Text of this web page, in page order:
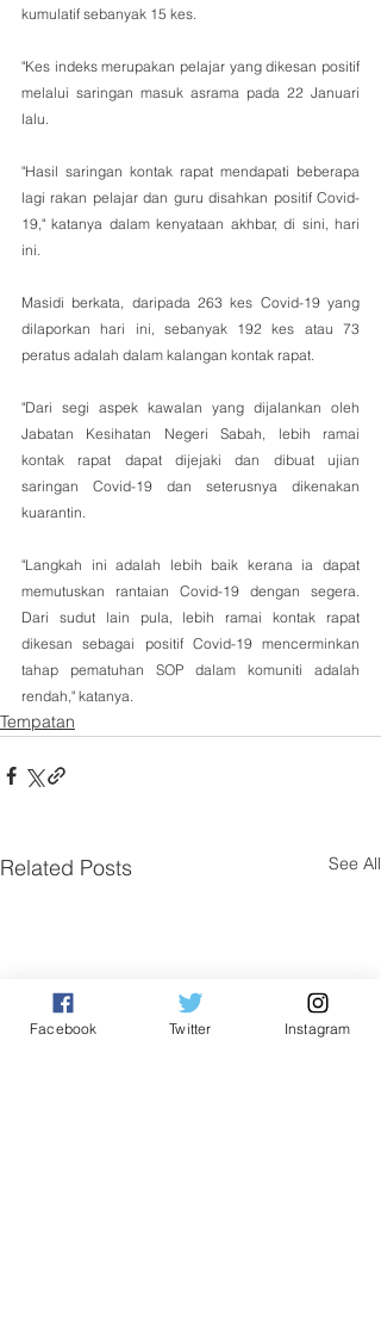
kumulatif sebanyak 15 kes.
"Kes indeks merupakan pelajar yang dikesan positif
melalui saringan masuk asrama pada 22 Januari
lalu.
"Hasil saringan kontak rapat mendapati beberapa
lagi rakan pelajar dan guru disahkan positif Covid-
19," katanya dalam kenyataan akhbar, di sini, hari
ini.
Masidi berkata, daripada 263 kes Covid-19 yang
dilaporkan hari ini, sebanyak 192 kes atau 73
peratus adalah dalam kalangan kontak rapat.
"Dari segi aspek kawalan yang dijalankan oleh
Jabatan Kesihatan Negeri Sabah, lebih ramai
kontak rapat dapat dijejaki dan dibuat ujian
saringan Covid-19 dan seterusnya dikenakan
kuarantin.
"Langkah ini adalah lebih baik kerana ia dapat
memutuskan rantaian Covid-19 dengan segera.
Dari sudut lain pula, lebih ramai kontak rapat
dikesan sebagai positif Covid-19 mencerminkan
tahap pematuhan SOP dalam komuniti adalah
rendah," katanya.
Tempatan
Related Posts See All
Facebook Twitter Instagram